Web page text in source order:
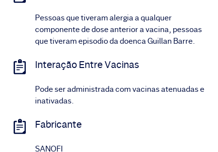
Pessoas que tiveram alergia a qualquer
componente de dose anterior a vacina, pessoas
que tiveram episodio da doenca Guillan Barre.
Interação Entre Vacinas
Pode ser administrada com vacinas atenuadas e
inativadas.
Fabricante
SANOFI